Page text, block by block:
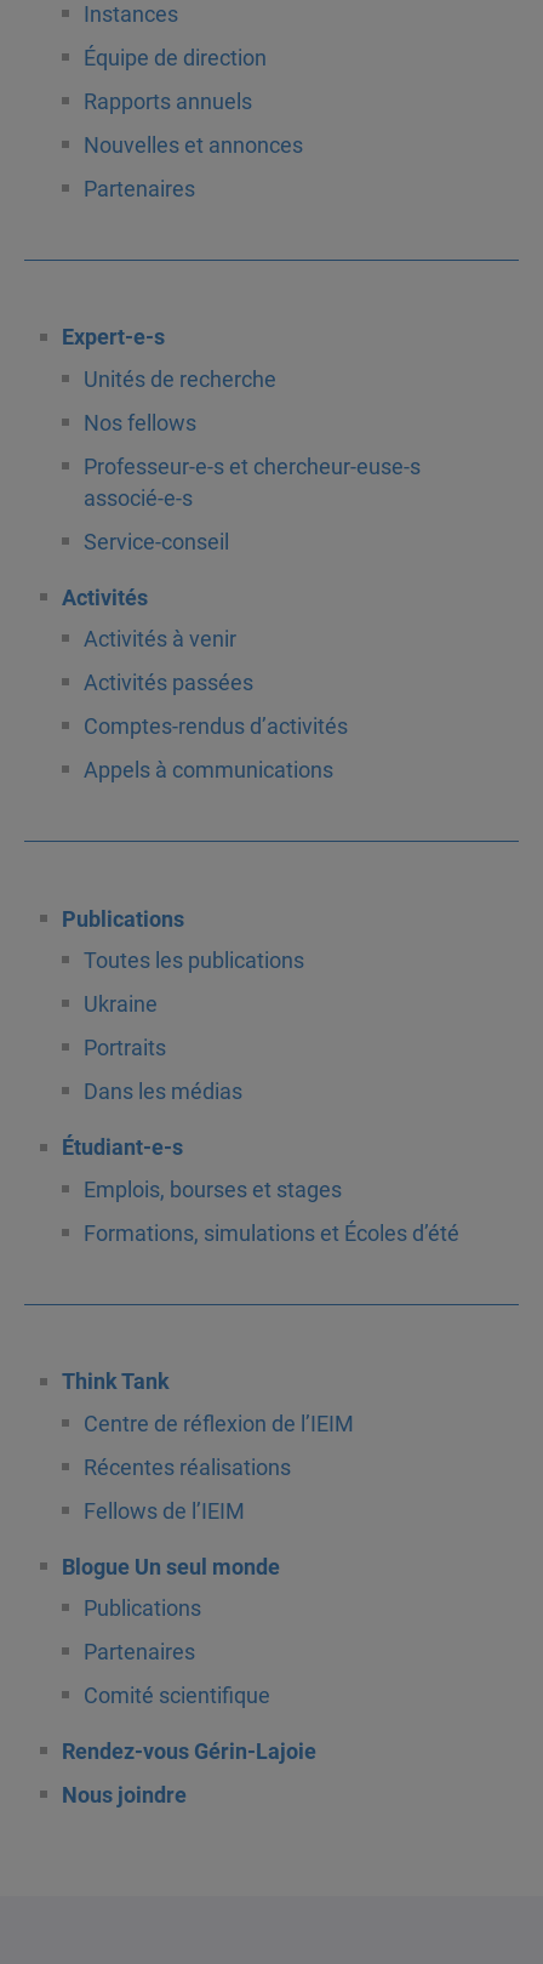
Instances
Équipe de direction
Rapports annuels
Nouvelles et annonces
Partenaires
Expert-e-s
Unités de recherche
Nos fellows
Professeur-e-s et chercheur-euse-s
associé-e-s
Service-conseil
Activités
Activités à venir
Activités passées
Comptes-rendus d’activités
Appels à communications
Publications
Toutes les publications
Ukraine
Portraits
Dans les médias
Étudiant-e-s
Emplois, bourses et stages
Formations, simulations et Écoles d’été
Think Tank
Centre de réflexion de l’IEIM
Récentes réalisations
Fellows de l’IEIM
Blogue Un seul monde
Publications
Partenaires
Comité scientifique
Rendez-vous Gérin-Lajoie
Nous joindre